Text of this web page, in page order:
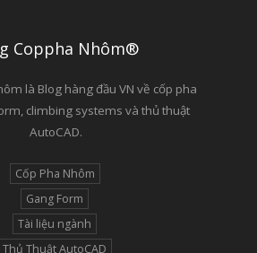
Coppha Nhôm®
là Blog hàng đầu VN về cốp pha
climbing systems và thủ thuật
AutoCAD.
Cốp Pha Nhôm
Gang Form
Tài liệu ngành
Thủ Thuật AutoCAD